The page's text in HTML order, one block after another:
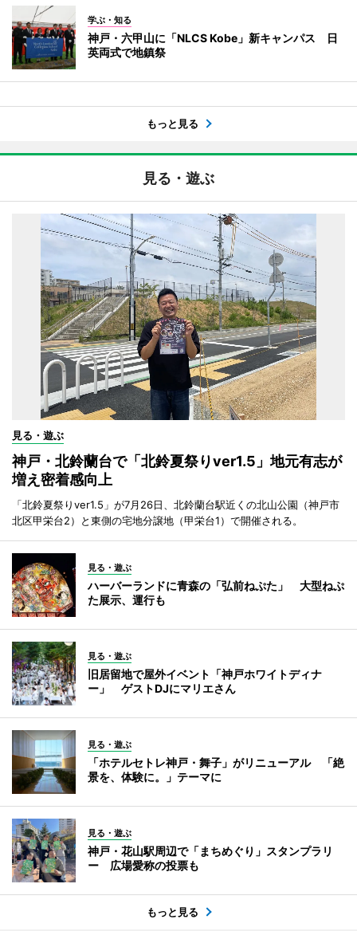
学ぶ・知る
神戸・六甲山に「NLCS Kobe」新キャンパス 日
英両式で地鎮祭
もっと見る
見る・遊ぶ
見る・遊ぶ
神戸・北鈴蘭台で「北鈴夏祭りver1.5」地元有志が
増え密着感向上
「北鈴夏祭りver1.5」が7月26日、北鈴蘭台駅近くの北山公園（神戸市
北区甲栄台2）と東側の宅地分譲地（甲栄台1）で開催される。
見る・遊ぶ
ハーバーランドに青森の「弘前ねぷた」 大型ねぷ
た展示、運行も
見る・遊ぶ
旧居留地で屋外イベント「神戸ホワイトディナ
ー」 ゲストDJにマリエさん
見る・遊ぶ
「ホテルセトレ神戸・舞子」がリニューアル 「絶
景を、体験に。」テーマに
見る・遊ぶ
神戸・花山駅周辺で「まちめぐり」スタンプラリ
ー 広場愛称の投票も
もっと見る